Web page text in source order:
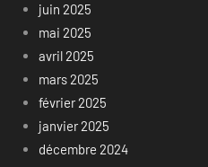
juin 2025
mai 2025
avril 2025
mars 2025
février 2025
janvier 2025
décembre 2024